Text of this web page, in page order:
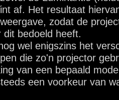
af. Het resultaat
zodat de
dit bedoeld heeft.
wel enigszins het
die zo'n projector
van een bepaald
een voorkeur van